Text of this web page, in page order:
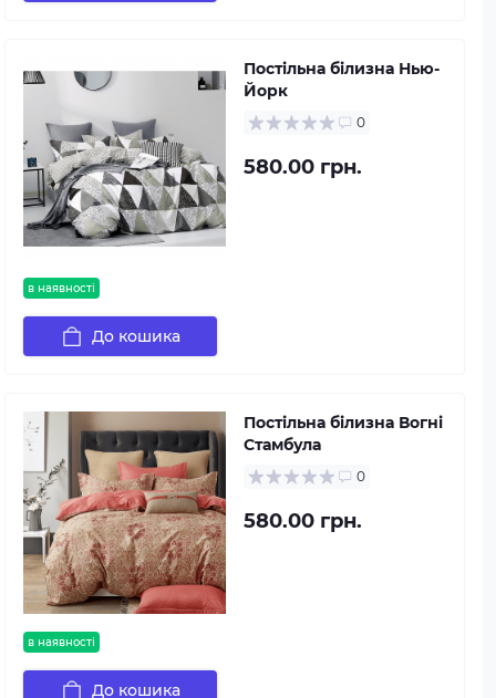
в наявності
Постільна білизна Нью-
Йорк
0
580.00 грн.
До кошика
в наявності
Постільна білизна Вогні
Стамбула
0
580.00 грн.
До кошика